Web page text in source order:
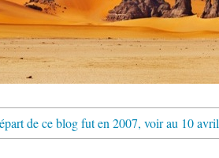
de ce blog fut en 2007, voir au 10 avril